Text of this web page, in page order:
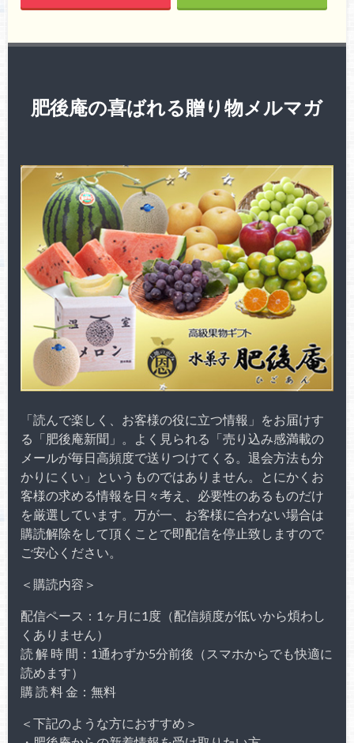
肥後庵の喜ばれる贈り物メルマガ
「読んで楽しく、お客様の役に立つ情報」をお届けす
る「肥後庵新聞」。よく見られる「売り込み感満載の
メールが毎日高頻度で送りつけてくる。退会方法も分
かりにくい」というものではありません。とにかくお
客様の求める情報を日々考え、必要性のあるものだけ
を厳選しています。万が一、お客様に合わない場合は
購読解除をして頂くことで即配信を停止致しますので
ご安心ください。
＜購読内容＞
配信ペース：1ヶ月に1度（配信頻度が低いから煩わし
くありません）
読 解 時 間：1通わずか5分前後（スマホからでも快適に
読めます）
購 読 料 金：無料
＜下記のような方におすすめ＞